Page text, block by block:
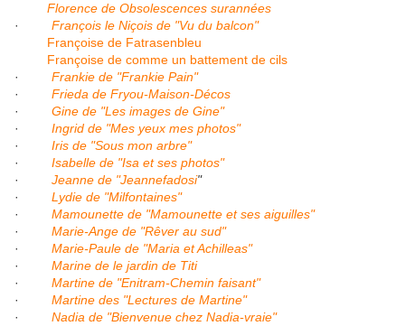
Florence de Obsolescences surannées
· François le Niçois de "Vu du balcon"
Françoise de Fatrasenbleu
Françoise de comme un battement de cils
· Frankie de "Frankie Pain"
· Frieda de Fryou-Maison-Décos
· Gine de "Les images de Gine"
· Ingrid de "Mes yeux mes photos"
· Iris de "Sous mon arbre"
· Isabelle de "Isa et ses photos"
· Jeanne de "Jeannefadosi"
· Lydie de "Milfontaines"
· Mamounette de "Mamounette et ses aiguilles"
· Marie-Ange de "Rêver au sud"
· Marie-Paule de "Maria et Achilleas"
· Marine de le jardin de Titi
· Martine de "Enitram-Chemin faisant"
· Martine des "Lectures de Martine"
· Nadia de "Bienvenue chez Nadia-vraie"